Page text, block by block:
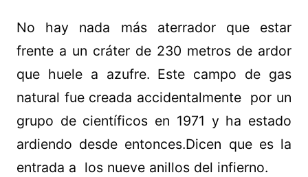
No hay nada más aterrador que estar
frente a un cráter de 230 metros de ardor
que huele a azufre. Este campo de gas
natural fue creada accidentalmente por un
grupo de científicos en 1971 y ha estado
ardiendo desde entonces.Dicen que es la
entrada a los nueve anillos del infierno.